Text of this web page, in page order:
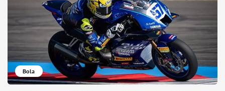
Bola